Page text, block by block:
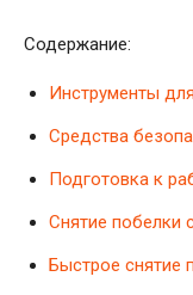
Содержание:
Инструменты
Средства
Подготовка к
Снятие побелки
Быстрое снятие